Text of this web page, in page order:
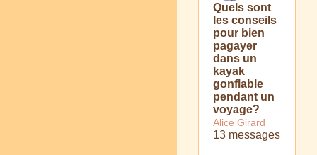
Quels sont
les conseils
pour bien
pagayer
dans un
kayak
gonflable
pendant un
voyage?
Alice Girard
13 messages